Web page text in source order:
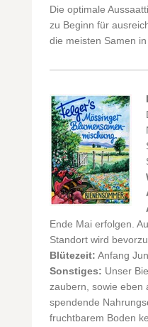
Die optimale
zu Beginn für
die meisten Samen
Ende Mai erfolgen.
Standort wird
Blütezeit: Anfang
Sonstiges: Unser
zaubern, sowie eben
spendende
fruchtbarem Boden